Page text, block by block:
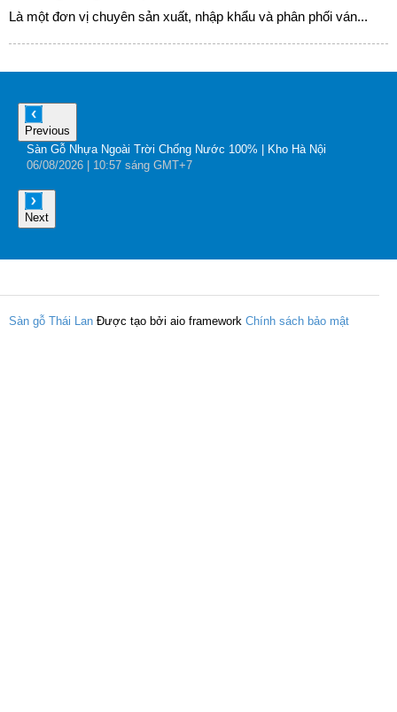
Là một đơn vị chuyên sản xuất, nhập khẩu và phân phối ván...
Previous
Sàn Gỗ Nhựa Ngoài Trời Chống Nước 100% | Kho Hà Nội
06/08/2026 | 10:57 sáng GMT+7
Next
Sàn gỗ Thái Lan Được tạo bởi aio framework Chính sách bảo mật